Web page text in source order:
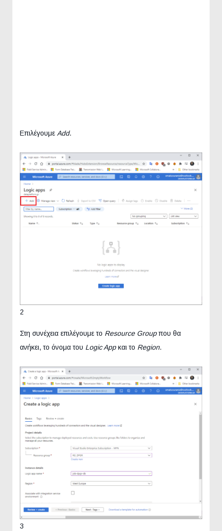
Επιλέγουμε Add.
2
Στη συνέχεια επιλέγουμε το Resource Groupπου θα
ανήκει, το όνομα του Logic Appκαι το Region.
3